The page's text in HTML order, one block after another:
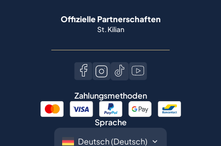
Offizielle Partnerschaften
St. Kilian
Zahlungsmethoden
Sprache